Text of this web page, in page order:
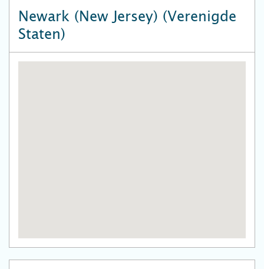
Newark (New Jersey) (Verenigde
Staten)